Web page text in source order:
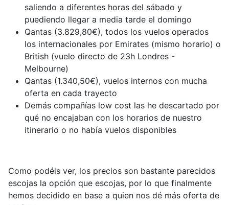
saliendo a diferentes horas del sábado y
puediendo llegar a media tarde el domingo
Qantas (3.829,80€), todos los vuelos operados
los internacionales por Emirates (mismo horario) o
British (vuelo directo de 23h Londres -
Melbourne)
Qantas (1.340,50€), vuelos internos con mucha
oferta en cada trayecto
Demás compañías low cost las he descartado por
qué no encajaban con los horarios de nuestro
itinerario o no había vuelos disponibles
Como podéis ver, los precios son bastante parecidos
escojas la opción que escojas, por lo que finalmente
hemos decidido en base a quien nos dé más oferta de